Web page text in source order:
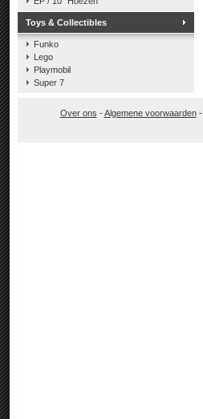
Toys & Collectibles
Funko
Lego
Playmobil
Super 7
Over ons -Algemene voorwaarden-